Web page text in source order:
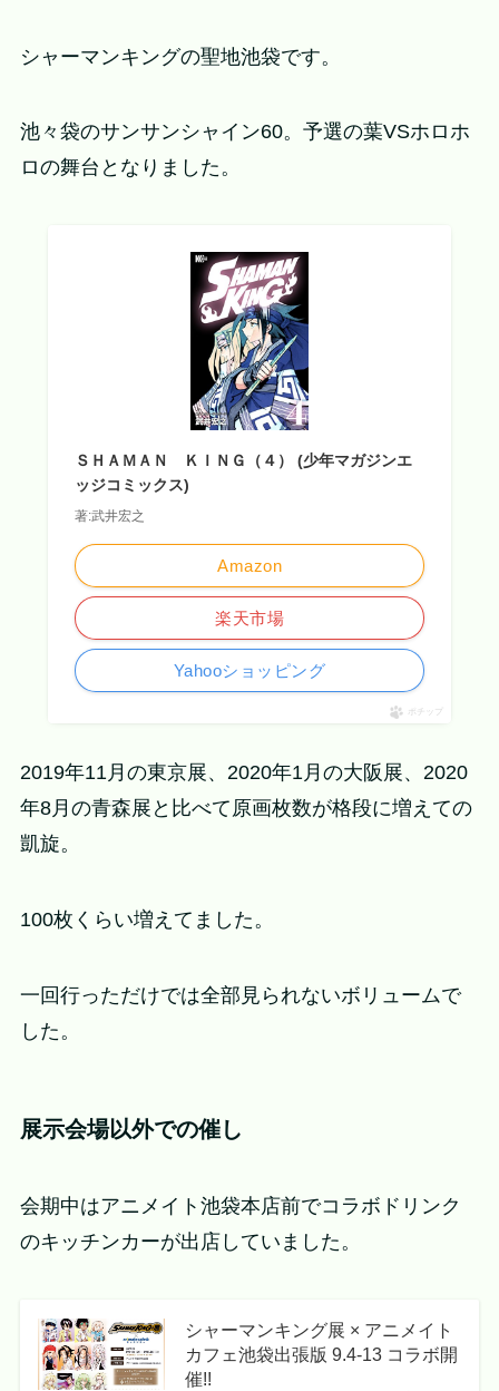
シャーマンキングの聖地池袋です。
池々袋のサンサンシャイン60。予選の葉VSホロホ
ロの舞台となりました。
ＳＨＡＭＡＮ ＫＩＮＧ（４） (少年マガジンエ
ッジコミックス)
著:武井宏之
Amazon
楽天市場
Yahooショッピング
ポチップ
2019年11月の東京展、2020年1月の大阪展、2020
年8月の青森展と比べて原画枚数が格段に増えての
凱旋。
100枚くらい増えてました。
一回行っただけでは全部見られないボリュームで
した。
展示会場以外での催し
会期中はアニメイト池袋本店前でコラボドリンク
のキッチンカーが出店していました。
シャーマンキング展 × アニメイト
カフェ池袋出張版 9.4-13 コラボ開
催!!